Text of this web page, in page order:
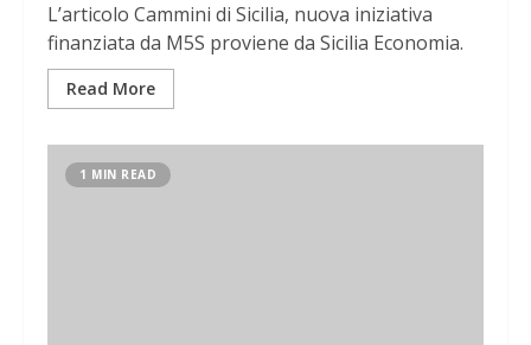
L’articolo Cammini di Sicilia, nuova iniziativa
finanziata da M5S proviene da Sicilia Economia.
Read More
1 MIN READ